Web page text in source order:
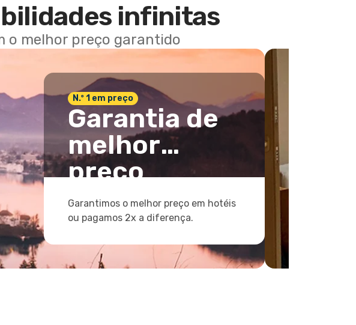
infinitas
o melhor preço garantido
N.º 1 em preço
Garantia de
melhor
preço
Garantimos o melhor preço em hotéis
ou pagamos 2x a diferença.